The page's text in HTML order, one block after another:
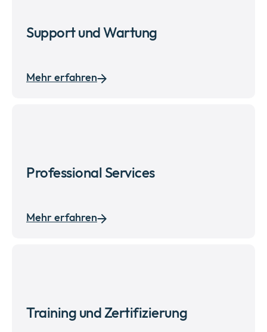
Support und Wartung
Mehr erfahren
Professional Services
Mehr erfahren
Training und Zertifizierung